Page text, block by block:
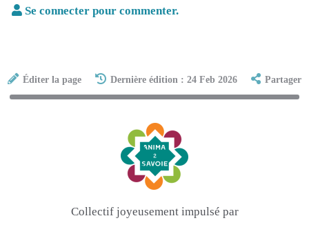
Se connecter pour commenter.
Éditer la page Dernière édition : 24 Feb 2026 Partager
Collectif joyeusement impulsé par